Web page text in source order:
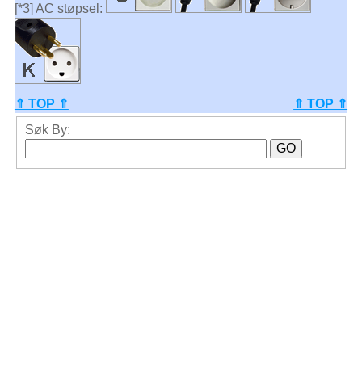
[*3] AC støpsel:
⇑ TOP ⇑
⇑ TOP ⇑
Søk By: